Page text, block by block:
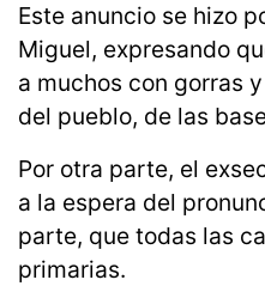
Este anuncio se hizo
Miguel, expresando
a muchos con gorras
del pueblo, de las
Por otra parte, el
a la espera del
parte, que todas las
primarias.